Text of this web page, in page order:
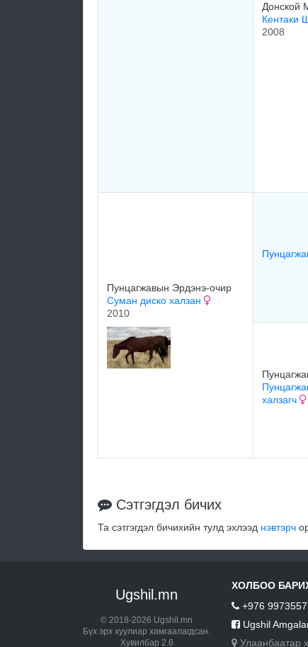
Донской
Кентаки
2008
Пунцагжавын Эрдэнэ-очир
Суман диско халзан
2010
халзагч
Сэтгэгдэл бичих
Та сэтгэгдэл бичихийн тулд эхлээд нэвтэрч
Ugshil.mn
© 2018-2026 Ugshil.mn
Бүх эрх хуулиар хамгаалагдсан.
Хувилбар 2.6
ХОЛБОО
+976
Ugshil
Улаанбаатар